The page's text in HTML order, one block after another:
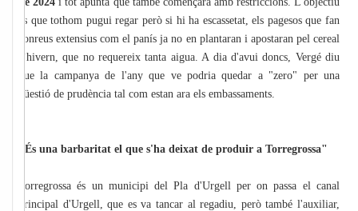
és que tothom pugui regar però si hi ha escassetat, els pagesos que fan
conreus extensius com el panís ja no en plantaran i apostaran pel cereal
d'hivern, que no requereix tanta aigua. A dia d'avui doncs, Vergé diu
que la campanya de l'any que ve podria quedar a "zero" per una
qüestió de prudència tal com estan ara els embassaments.
"És una barbaritat el que s'ha deixat de produir a Torregrossa"
Torregrossa és un municipi del Pla d'Urgell per on passa el canal
principal d'Urgell, que es va tancar al regadiu, però també l'auxiliar,